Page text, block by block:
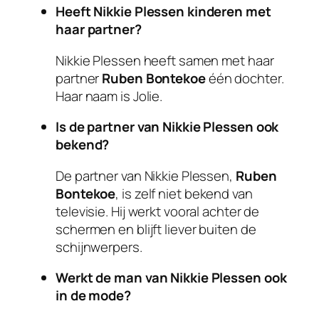
Heeft Nikkie Plessen kinderen met
haar partner?
Nikkie Plessen heeft samen met haar
partnerRuben Bontekoeéén dochter.
Haar naam is Jolie.
Is de partner van Nikkie Plessen ook
bekend?
De partner van Nikkie Plessen, Ruben
Bontekoe, is zelf niet bekend van
televisie. Hij werkt vooral achter de
schermen en blijft liever buiten de
schijnwerpers.
Werkt de man van Nikkie Plessen ook
in de mode?